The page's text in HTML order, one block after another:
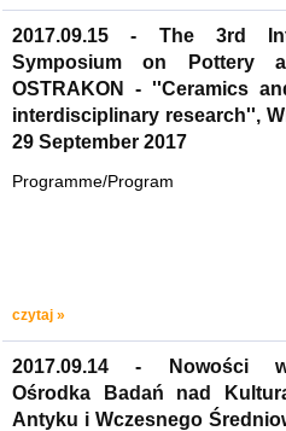
2017.09.15 - The 3rd
Symposium on Pottery
OSTRAKON - ''Ceramics
interdisciplinary research'',
29 September 2017
Programme/Program
czytaj »
2017.09.14 - Nowości
Ośrodka Badań nad
Antyku i Wczesnego